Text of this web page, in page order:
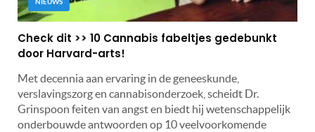
NIEUWS
Check dit >> 10 Cannabis fabeltjes gedebunkt
door Harvard-arts!
Met decennia aan ervaring in de geneeskunde,
verslavingszorg en cannabisonderzoek, scheidt Dr.
Grinspoon feiten van angst en biedt hij wetenschappelijk
onderbouwde antwoorden op 10 veelvoorkomende